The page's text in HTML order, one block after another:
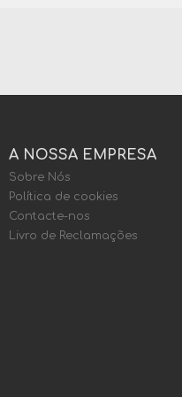
A NOSSA EMPRESA
Sobre Nós
Política de cookies
Contacte-nos
Livro de Reclamações